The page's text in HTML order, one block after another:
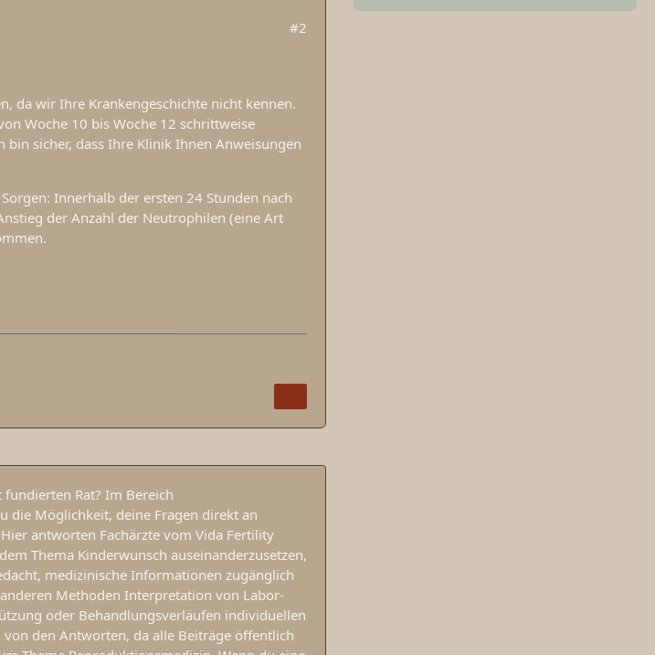
#2
da wir Ihre Krankengeschichte nicht kennen.
Woche 10 bis Woche 12 schrittweise
sicher, dass Ihre Klinik Ihnen Anweisungen
Innerhalb der ersten 24 Stunden nach
der Anzahl der Neutrophilen (eine Art
Rat? Im Bereich
die Möglichkeit, deine Fragen direkt an
antworten Fachärzte vom Vida Fertility
Thema Kinderwunsch auseinanderzusetzen,
medizinische Informationen zugänglich
Methoden Interpretation von Labor-
oder Behandlungsverläufen individuellen
den Antworten, da alle Beiträge öffentlich